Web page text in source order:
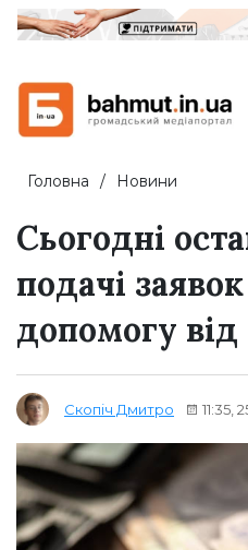
Головна Новини
Сьогодні
подачі
допомогу від
Скопіч Дмитро 11:35,